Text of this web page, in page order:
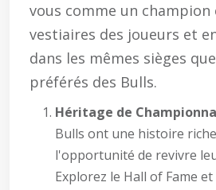
vous comme un
vestiaires des joueurs et
dans les mêmes sièges
préférés des Bulls.
Héritage de
Bulls ont une histoire
l'opportunité de revivre
Explorez le Hall of Fame